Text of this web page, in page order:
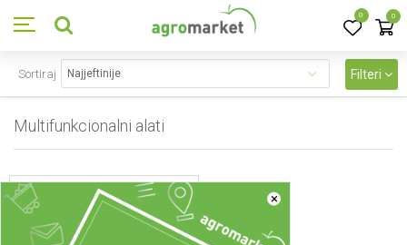
0 0
×
Multifunkcionalni alati
Sortiraj Filteri